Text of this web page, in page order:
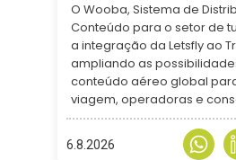
O Wooba, Sistema de
Conteúdo para o setor de
a integração da Letsfly ao
ampliando as
conteúdo aéreo global
viagem, operadoras e
6.8.2026